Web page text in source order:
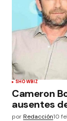
SHOWBIZ
Cameron
ausentes
porRedacción10